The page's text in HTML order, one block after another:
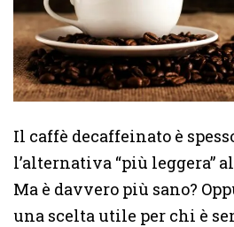
Il caffè decaffeinato è
l’alternativa “più leggera”
Ma è davvero più sano?
una scelta utile per chi è